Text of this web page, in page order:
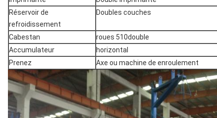
Réservoir de
refroidissement
Doubles couches
Cabestan
roues 510double
Accumulateur
horizontal
Prenez
Axe ou machine de enroulement